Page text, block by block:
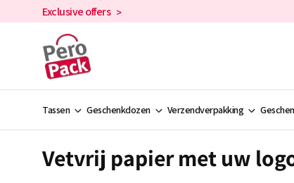
doorgaan
inhoud
Exclusive offers >
Tassen Geschenkdozen Verzendverpakking
Vetvrij papier met uw